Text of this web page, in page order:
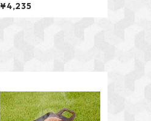
¥4,235